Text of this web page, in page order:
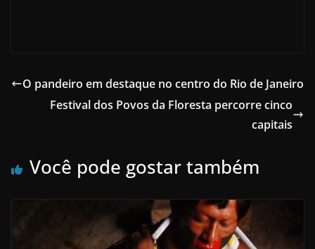
O pandeiro em destaque no centro do Rio de Janeiro
Festival dos Povos da Floresta percorre cinco
capitais
Você pode gostar também